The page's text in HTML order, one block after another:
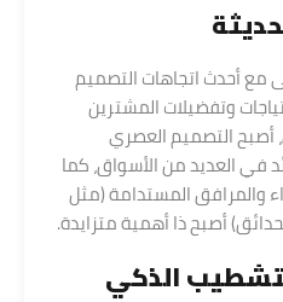
مع أحدث اتجاهات التصميم
وتفضيلات المشترين
أصبح التصميم العصري
في العديد من الأسواق، كما
والمرافق المستدامة (مثل
أصبح ذا أهمية متزايدة.
الذكي